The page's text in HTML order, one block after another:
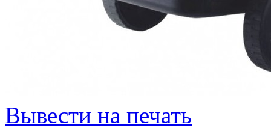
Вывести на печать